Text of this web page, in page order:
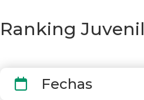
Ranking Juvenil
Fechas